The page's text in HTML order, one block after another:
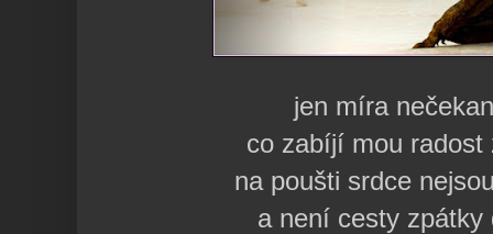
jen míra
co zabíjí mou radost
na poušti srdce
a není cesty zpátky